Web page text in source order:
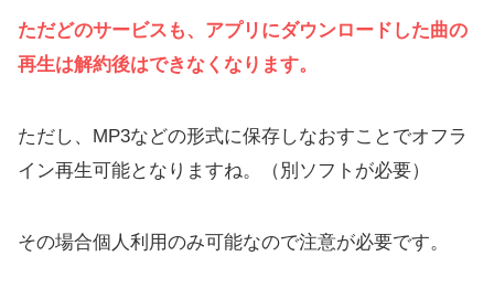
ただどのサービスも、アプリにダウンロードした曲の
再生は解約後はできなくなります。
ただし、MP3などの形式に保存しなおすことでオフラ
イン再生可能となりますね。（別ソフトが必要）
その場合個人利用のみ可能なので注意が必要です。